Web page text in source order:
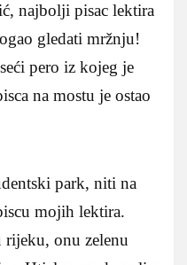
najbolji pisac lektira
gledati mržnju!
pero iz kojeg je
na mostu je ostao
park, niti na
mojih lektira.
rijeku, onu zelenu